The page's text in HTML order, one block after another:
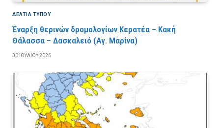
ΔΕΛΤΙΑ ΤΥΠΟΥ
Έναρξη θερινών δρομολογίων Κερατέα – Κακή
Θάλασσα – Δασκαλειό (Αγ. Μαρίνα)
30 ΙΟΥΛΊΟΥ 2026